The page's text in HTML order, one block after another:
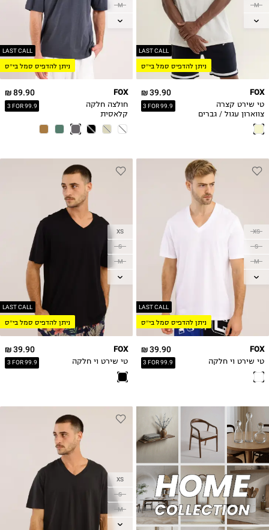
LAST CALL
ניתן להדפיס סמל בי״ס
M
L
39.90 ₪
3 FOR 99.9
FOX
טי שירט קצרה
צווארון עגול / גברים
LAST CALL
ניתן להדפיס סמל בי״ס
M
L
89.90 ₪
3 FOR 99.9
FOX
חולצה חלקה
קלאסית
LAST CALL
ניתן להדפיס סמל בי״ס
XS
S
M
L
39.90 ₪
3 FOR 99.9
FOX
טי שירט וי חלקה
LAST CALL
ניתן להדפיס סמל בי״ס
XS
S
M
L
39.90 ₪
3 FOR 99.9
FOX
טי שירט וי חלקה
XS
S
M
L